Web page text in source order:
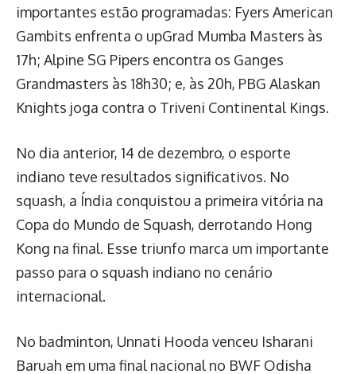
importantes estão programadas: Fyers American
Gambits enfrenta o upGrad Mumba Masters às
17h; Alpine SG Pipers encontra os Ganges
Grandmasters às 18h30; e, às 20h, PBG Alaskan
Knights joga contra o Triveni Continental Kings.
No dia anterior, 14 de dezembro, o esporte
indiano teve resultados significativos. No
squash, a Índia conquistou a primeira vitória na
Copa do Mundo de Squash, derrotando Hong
Kong na final. Esse triunfo marca um importante
passo para o squash indiano no cenário
internacional.
No badminton, Unnati Hooda venceu Isharani
Baruah em uma final nacional no BWF Odisha